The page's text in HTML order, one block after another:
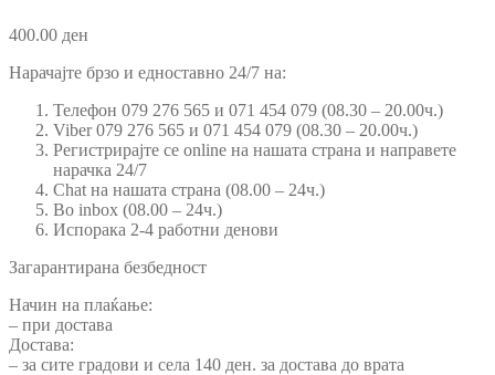
400.00 ден
Нарачајте брзо и едноставно 24/7 на:
Телефон 079 276 565 и 071 454 079 (08.30 – 20.00ч.)
Viber 079 276 565 и 071 454 079 (08.30 – 20.00ч.)
Регистрирајте се online на нашата страна и направете
нарачка 24/7
Chat на нашата страна (08.00 – 24ч.)
Во inbox (08.00 – 24ч.)
Испорака 2-4 работни денови
Загарантирана безбедност
Начин на плаќање:
– при достава
Достава:
– за сите градови и села 140 ден. за достава до врата